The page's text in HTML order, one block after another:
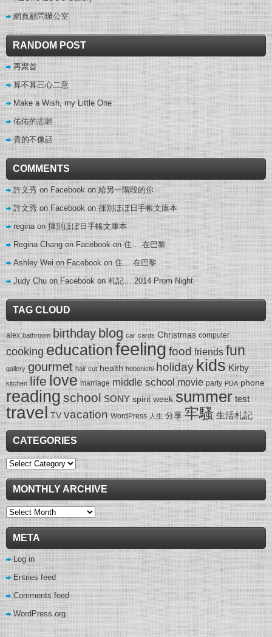
網頁顧問辦公室
RANDOM POST
再聚首
算不算三心二意
Make a Wish, my Little One
佑佑的志願
貴的不像話
COMMENTS
許文秀 on Facebookon給另一階段的你
許文秀 on Facebookon 揮別ほぼ日手帳文庫本
reginaon揮別ほぼ日手帳文庫本
Regina Chang on Facebookon住… 在巴黎
Ashley Wei on Facebookon住… 在巴黎
Judy Chu on Facebook on 札記… 2014 Prom Night
TAG CLOUD
alex bathroom birthday blog car cards Christmas computer
cooking educationfeelingfood friends fun
gallery gourmet hair cut health hobonichi holidaykids Kirby
kitchen life love marriage middle school movie party PDA phone
reading school SONY spirit week summer test
travel TV vacation WordPress 人生 分享 牢騷 生活札記
CATEGORIES
Categories
MONTHLY ARCHIVE
Monthly
Archive
META
Log in
Entries feed
Comments feed
WordPress.org